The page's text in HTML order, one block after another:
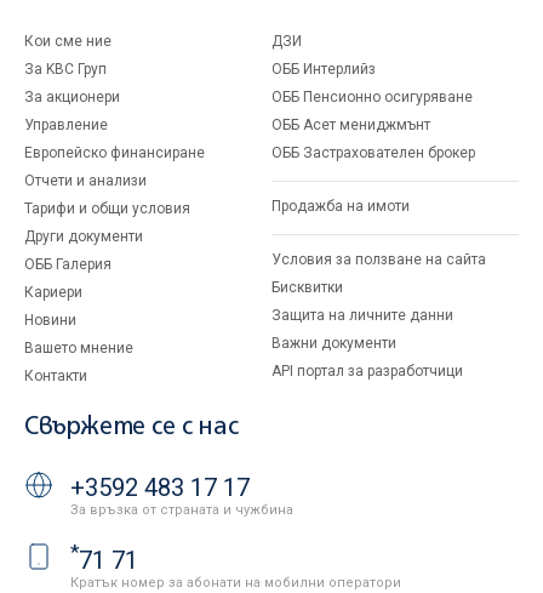
Кои сме ние
За KBC Груп
За акционери
Управление
Европейско финансиране
Отчети и анализи
Тарифи и общи условия
Други документи
ОББ Галерия
Кариери
Новини
Вашето мнение
Контакти
ДЗИ
ОББ Интерлийз
ОББ Пенсионно осигуряване
ОББ Асет мениджмънт
ОББ Застрахователен брокер
Продажба на имоти
Условия за ползване на сайта
Бисквитки
Защита на личните данни
Важни документи
API портал за разработчици
Свържете се с нас
+3592 483 17 17
За връзка от страната и чужбина
*71 71
Кратък номер за абонати на мобилни оператори